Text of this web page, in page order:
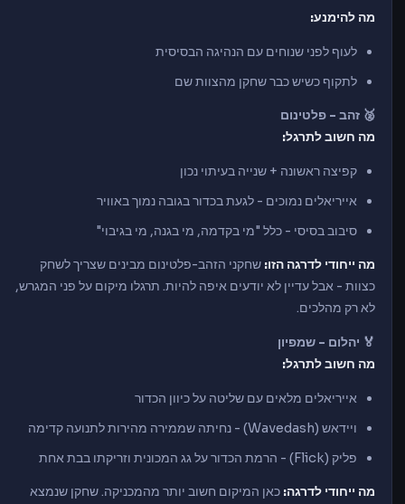
מה להימנע:
לעוף לפני שנוחים עם הנהיגה הבסיסית
לתקוף כשיש כבר שחקן מהצוות שם
🥈 זהב - פלטינום
מה חשוב לתרגל:
קפיצה ראשונה + שנייה בעיתוי נכון
אייריאלים נמוכים - לגעת בכדור בגובה נמוך באוויר
סיבוב בסיסי - כלל "מי בקדמה, מי בגנה, מי בגיבוי"
מה ייחודי לדרגה הזו: שחקני הזהב-פלטינום מבינים שצריך לשחק
כצוות - אבל עדיין לא יודעים איפה להיות. תרגלו מיקום על פני המגרש,
לא רק מהלכים.
🏅 יהלום - שמפיון
מה חשוב לתרגל:
אייריאלים מלאים עם שליטה על כיוון הכדור
ויידאש (Wavedash) - נחיתה שממירה מהירות לתנועה קדימה
פליק (Flick) - הרמת הכדור על גג המכונית וזריקתו בבת אחת
מה ייחודי לדרגה: כאן המיקום חשוב יותר מהמכניקה. שחקן שנמצא